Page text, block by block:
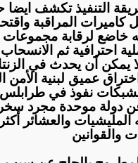
التنفيذ تكشف ايضا
كاميرات المراقبة
خاضع لرقابة
احترافية ثم الانسحاب
يمكن أن يحدث في
عميق لبنية الأمن
بشبكات نفوذ في
دولة موحدة مجرد
المليشيات والعشائر
والقوانين